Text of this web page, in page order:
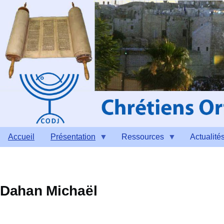
Aller au contenu principal
Accueil Présentation Ressources
Dahan Michaël